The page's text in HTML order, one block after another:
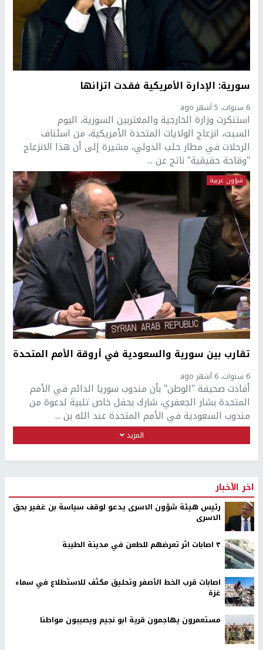
سورية: الإدارة الأمريكية فقدت اتزانها
6 سنوات، 5 أشهر ago
استنكرت وزارة الخارجية والمغتربين السورية، اليوم
السبت، انزعاج الولايات المتحدة الأمريكية، من اسئناف
الرحلات في مطار حلب الدولي، مشيرة إلى أن هذا الانزعاج
"وقاحة حقيقية" ناتج عن ...
شؤون عربية
تقارب بين سورية والسعودية في أروقة الأمم المتحدة
6 سنوات، 6 أشهر ago
أفادت صحيفة "الوطن" بأن مندوب سوريا الدائم في الأمم
المتحدة بشار الجعفري، شارك بحفل خاص تلبية لدعوة من
مندوب السعودية في الأمم المتحدة عبد الله بن ...
المزيد
اخر الأخبار
رئيس هيئة شؤون الاسرى يدعو لوقف سياسة بن غفير بحق
الاسرى
٣ اصابات اثر تعرضهم للطعن في مدينة الطيبة
اصابات قرب الخط الأصفر وتحليق مكثف للاستطلاع في سماء
غزة
مستعمرون يهاجمون قرية ابو نجيم ويصيبون مواطنا